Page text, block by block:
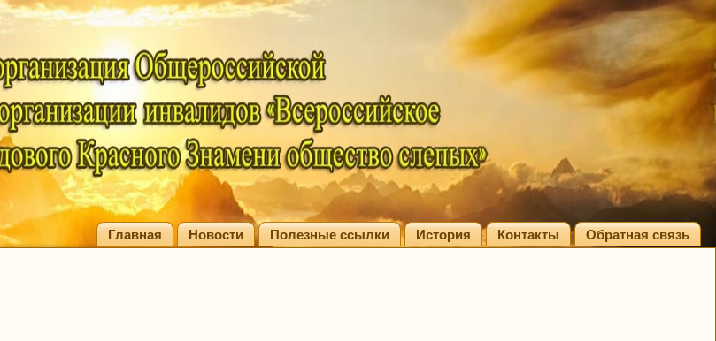
Главная Новости Полезные ссылки История Контакты Обратная связь